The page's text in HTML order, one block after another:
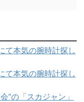
て本気の腕時計探し
て本気の腕時計探し
”の「スカジャン」